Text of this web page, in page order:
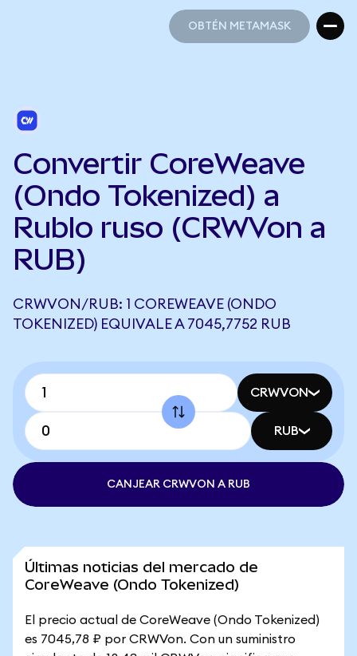
OBTÉN METAMASK
Convertir CoreWeave
(Ondo Tokenized) a
Rublo ruso (CRWVon a
RUB)
CRWVON/RUB: 1 COREWEAVE (ONDO
TOKENIZED) EQUIVALE A 7045,7752 RUB
CRWVON
RUB
CANJEAR CRWVON A RUB
Últimas noticias del mercado de
CoreWeave (Ondo Tokenized)
El precio actual de CoreWeave (Ondo Tokenized)
es 7045,78 ₽ por CRWVon. Con un suministro